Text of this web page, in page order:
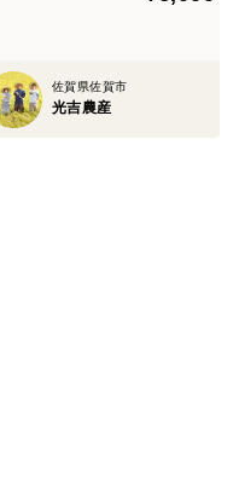
農産佐賀県佐賀市
光吉農産